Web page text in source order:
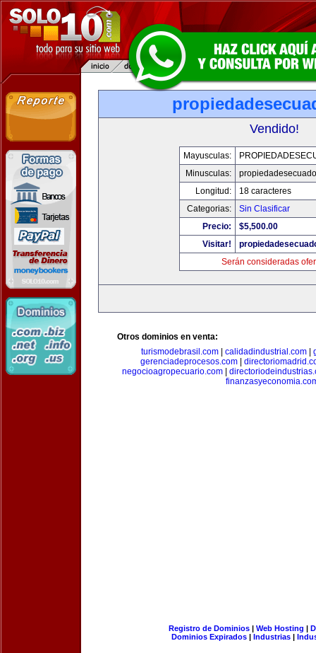
Vendido!
Mayusculas:
Minusculas:
Longitud:
18 caracteres
Categorias:
Sin Clasificar
Precio:
$5,500.00
Visitar!
Serán consideradas
Otros dominios en venta:
turismodebrasil.com
calidadindustrial.com
gerenciadeprocesos.com
negocioagropecuario.com
Registro de Dominios| Web Hosting |
Dominios Expirados | Industrias |